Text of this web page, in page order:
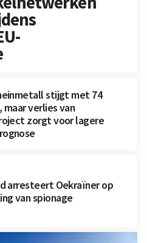
stijgt met 74
verlies van
zorgt voor lagere
arresteert Oekraïner op
van spionage